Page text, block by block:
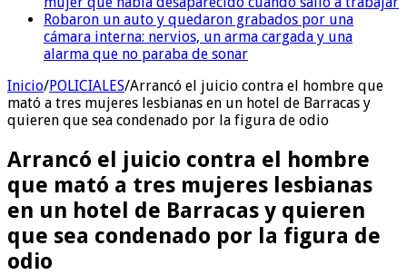
Robaron un auto y quedaron grabados por una
cámara interna: nervios, un arma cargada y una
alarma que no paraba de sonar
Inicio/POLICIALES/Arrancó el juicio contra el hombre que
mató a tres mujeres lesbianas en un hotel de Barracas y
quieren que sea condenado por la figura de odio
Arrancó el juicio contra el hombre
que mató a tres mujeres lesbianas
en un hotel de Barracas y quieren
que sea condenado por la figura de
odio